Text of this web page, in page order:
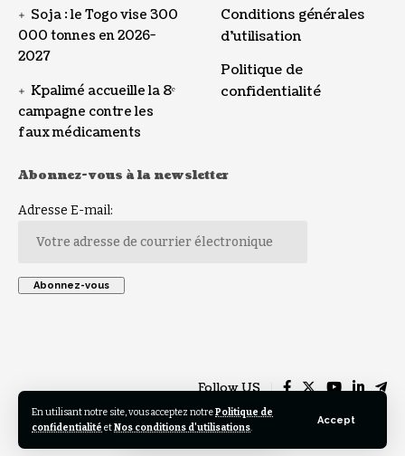
En utilisant notre site, vous acceptez notrePolitique de
confidentialité etNos conditions d'utilisations.
Accept
Soja : le Togo vise 300
000 tonnes en 2026-
2027
Kpalimé accueille la 8ᵉ
campagne contre les
faux médicaments
Conditions générales
d’utilisation
Politique de
confidentialité
Abonnez-vous à la newsletter
Adresse E-mail:
Follow US
© 2023 TOGO REGARD All Rights Reserved. Design by Helios Creative .